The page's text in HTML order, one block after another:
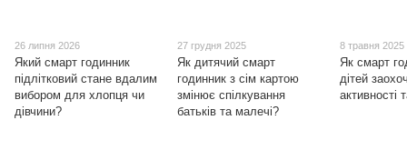
26 липня 2026
Який смарт годинник
підлітковий стане вдалим
вибором для хлопця чи
дівчини?
27 грудня 2025
Як дитячий смарт
годинник з сім картою
змінює спілкування
батьків та малечі?
8 травня 2025
Як смарт
дітей
активності